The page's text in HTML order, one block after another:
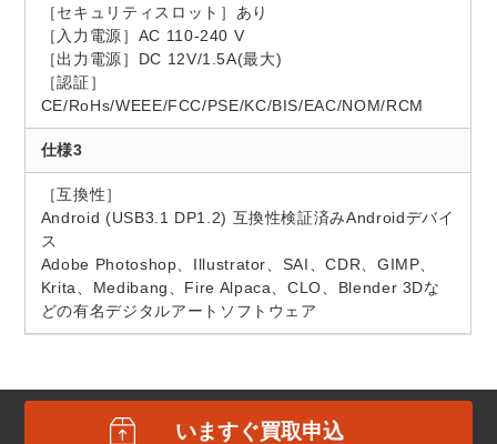
［セキュリティスロット］あり
［入力電源］AC 110-240 V
［出力電源］DC 12V/1.5A(最大)
［認証］
CE/RoHs/WEEE/FCC/PSE/KC/BIS/EAC/NOM/RCM
仕様3
［互換性］
Android (USB3.1 DP1.2) 互換性検証済みAndroidデバイ
ス
Adobe Photoshop、Illustrator、SAI、CDR、GIMP、
Krita、Medibang、Fire Alpaca、CLO、Blender 3Dな
どの有名デジタルアートソフトウェア